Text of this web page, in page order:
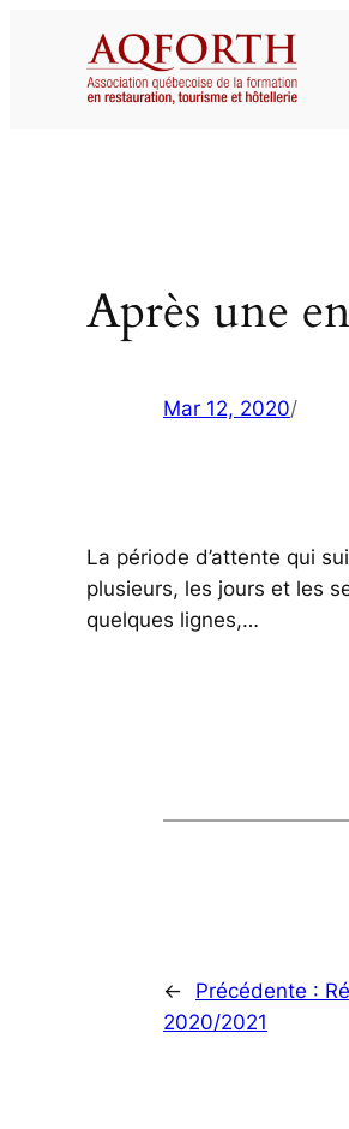
Après une
Mar 12, 2020/
La période d’attente qui
plusieurs, les jours et les
quelques lignes,…
← Précédente :
2020/2021